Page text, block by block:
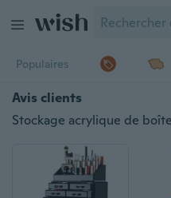
Populaires
Avis clients